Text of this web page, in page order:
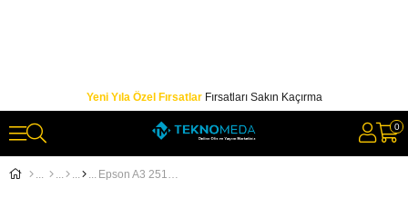
Yeni Yıla Özel FırsatlarFırsatları Sakın Kaçırma
0
Epson A3 251Gram 20'li Premium Semigloss Fotoğraf Kağıdı S041334